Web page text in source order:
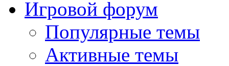
Игровой форум
Популярные темы
Активные темы